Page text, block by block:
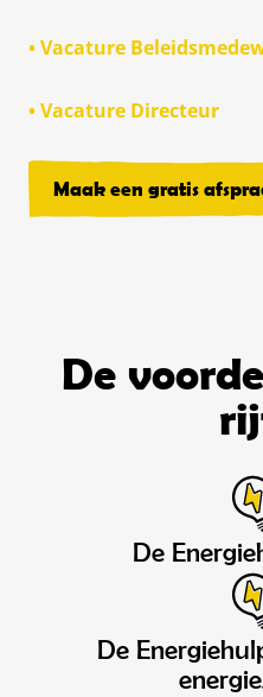
• Vacature
• Vacature Directeur
Maak een gratis
De
De
De